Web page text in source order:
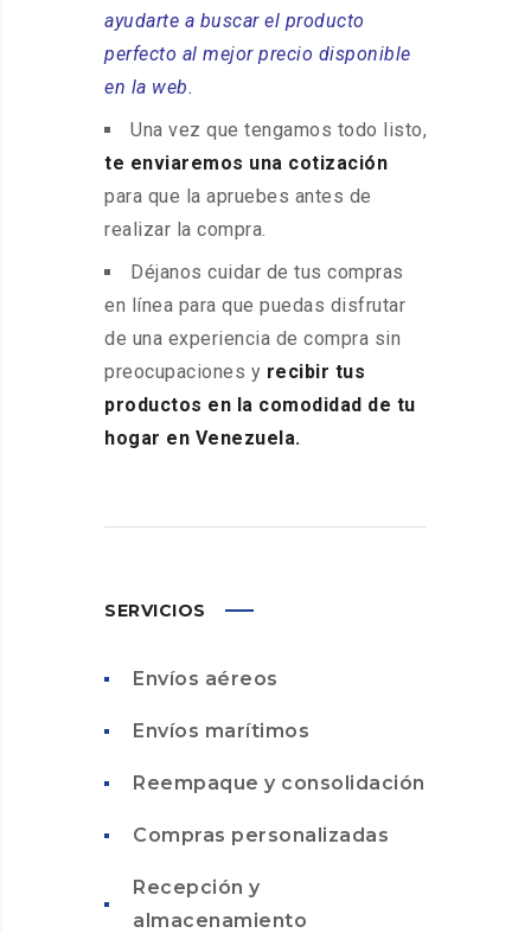
ayudarte a buscar el producto
perfecto al mejor precio disponible
en la web.
Una vez que tengamos todo listo,
te enviaremos una cotización
para que la apruebes antes de
realizar la compra.
Déjanos cuidar de tus compras
en línea para que puedas disfrutar
de una experiencia de compra sin
preocupaciones y recibir tus
productos en la comodidad de tu
hogar en Venezuela.
SERVICIOS
Envíos aéreos
Envíos marítimos
Reempaque y consolidación
Compras personalizadas
Recepción y
almacenamiento